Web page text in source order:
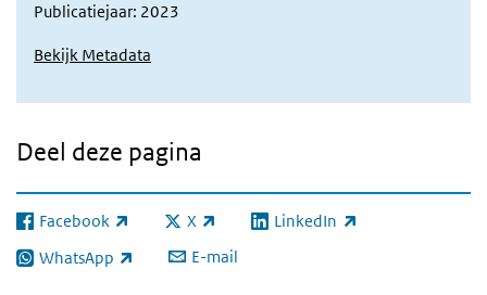
Publicatiejaar: 2023
Bekijk Metadata
Deel deze pagina
Facebook
(externe link) X
(externe link) LinkedIn
(externe link)
WhatsApp
(externe link) E-mail